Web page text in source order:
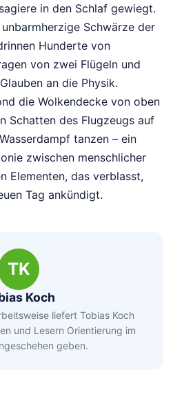
in den Schlaf gewiegt.
Schwärze der
Hunderte von
von zwei Flügeln und
an die Physik.
die Wolkendecke von oben
Schatten des Flugzeugs auf
tanzen – ein
zwischen menschlicher
Elementen, das verblasst,
Tag ankündigt.
TK
Koch
liefert Tobias Koch
und Lesern Orientierung im
geben.